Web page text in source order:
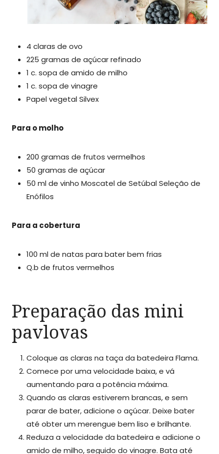
4 claras de ovo
225 gramas de açúcar refinado
1 c. sopa de amido de milho
1 c. sopa de vinagre
Papel vegetal Silvex
Para o molho
200 gramas de frutos vermelhos
50 gramas de açúcar
50 ml de vinho Moscatel de Setúbal Seleção de
Enófilos
Para a cobertura
100 ml de natas para bater bem frias
Q.b de frutos vermelhos
Preparação das mini
pavlovas
Coloque as claras na taça da batedeira Flama.
Comece por uma velocidade baixa, e vá
aumentando para a potência máxima.
Quando as claras estiverem brancas, e sem
parar de bater, adicione o açúcar. Deixe bater
até obter um merengue bem liso e brilhante.
Reduza a velocidade da batedeira e adicione o
amido de milho, seguido do vinagre. Bata até